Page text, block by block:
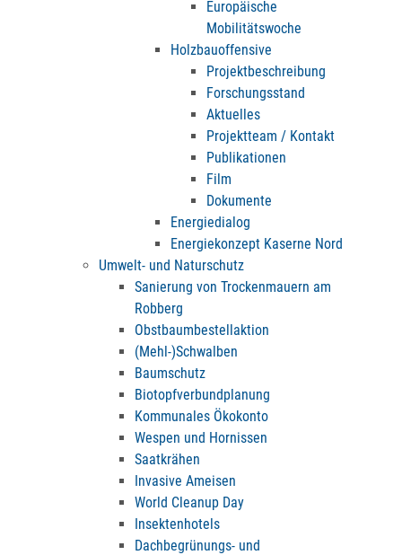
Europäische
Mobilitätswoche
Holzbauoffensive
Projektbeschreibung
Forschungsstand
Aktuelles
Projektteam / Kontakt
Publikationen
Film
Dokumente
Energiedialog
Energiekonzept Kaserne Nord
Umwelt- und Naturschutz
Sanierung von Trockenmauern am
Robberg
Obstbaumbestellaktion
(Mehl-)Schwalben
Baumschutz
Biotopfverbundplanung
Kommunales Ökokonto
Wespen und Hornissen
Saatkrähen
Invasive Ameisen
World Cleanup Day
Insektenhotels
Dachbegrünungs- und